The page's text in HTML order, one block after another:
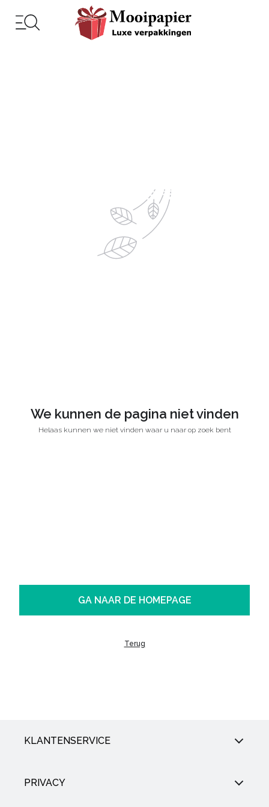
We kunnen de pagina niet vinden
Helaas kunnen we niet vinden waar u naar op zoek bent
GA NAAR DE HOMEPAGE
Terug
KLANTENSERVICE
PRIVACY